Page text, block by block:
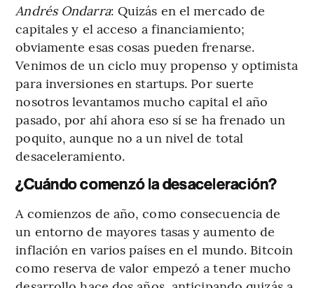
Andrés Ondarra: Quizás en el mercado de
capitales y el acceso a financiamiento;
obviamente esas cosas pueden frenarse.
Venimos de un ciclo muy propenso y optimista
para inversiones en startups. Por suerte
nosotros levantamos mucho capital el año
pasado, por ahí ahora eso sí se ha frenado un
poquito, aunque no a un nivel de total
desaceleramiento.
¿Cuándo comenzó la desaceleración?
A comienzos de año, como consecuencia de
un entorno de mayores tasas y aumento de
inflación en varios países en el mundo. Bitcoin
como reserva de valor empezó a tener mucho